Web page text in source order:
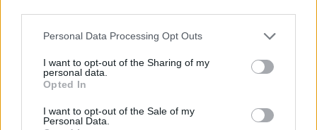
Please note that this website/app uses one or more Google
not limited to your visit or usage behaviour. You may click to
grant or deny consent to Google and its third-party tags to
use your data for below specified purposes in below Google
consent section.
Personal Data Processing Opt Outs
I want to opt-out of the Sharing of my
personal data.
Opted In
I want to opt-out of the Sale of my
Personal Data.